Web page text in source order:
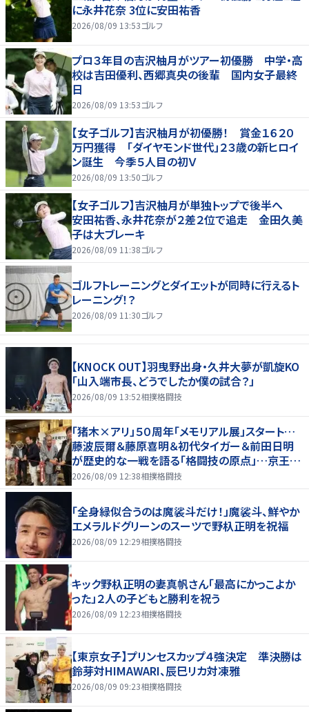
に永井花奈 3位に安田祐香
2026/08/09 13:53ゴルフ
プロ３年目の吉沢柚月がツアー初優勝 中学・高
校は吉田優利、西郷真央の後輩 国内女子最終
日
2026/08/09 13:53ゴルフ
【女子ゴルフ】吉沢柚月が初優勝！ 賞金１６２０
万円獲得 「ダイヤモンド世代」２３歳の新ヒロイ
ン誕生 今季５人目の初Ｖ
2026/08/09 13:50ゴルフ
【女子ゴルフ】吉沢柚月が単独トップで後半へ
安田祐香、永井花奈が２差２位で追走 金田久美
子は大ブレーキ
2026/08/09 11:38ゴルフ
ゴルフトレーニングとダイエットが同時に行えるト
レーニング！？
2026/08/09 11:30ゴルフ
【KNOCK OUT】羽曳野出身・久井大夢が凱旋KO
「山入端市長、どうでしたか僕の試合？」
2026/08/09 13:52相撲格闘技
「猪木×アリ」５０周年「メモリアル展」スタート…
藤波辰爾＆藤原喜明＆初代タイガー＆前田日明
が歴史的な一戦を語る「格闘技の原点」…京王プ
ラザホテルで３１日まで
2026/08/09 12:38相撲格闘技
「全身緑似合うのは魔裟斗だけ！」魔裟斗、鮮やか
エメラルドグリーンのスーツで野杁正明を祝福
2026/08/09 12:29相撲格闘技
キック野杁正明の妻真帆さん「最高にかっこよか
った」２人の子どもと勝利を祝う
2026/08/09 12:23相撲格闘技
【東京女子】プリンセスカップ４強決定 準決勝は
鈴芽対HIMAWARI、辰巳リカ対凍雅
2026/08/09 09:23相撲格闘技